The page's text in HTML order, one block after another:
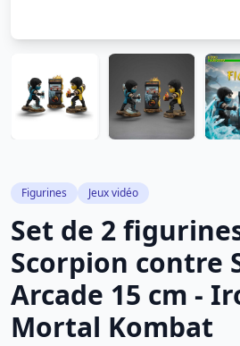
Figurines Jeux vidéo
Set de 2
Scorpion contre
Arcade 15 cm -
Mortal Kombat